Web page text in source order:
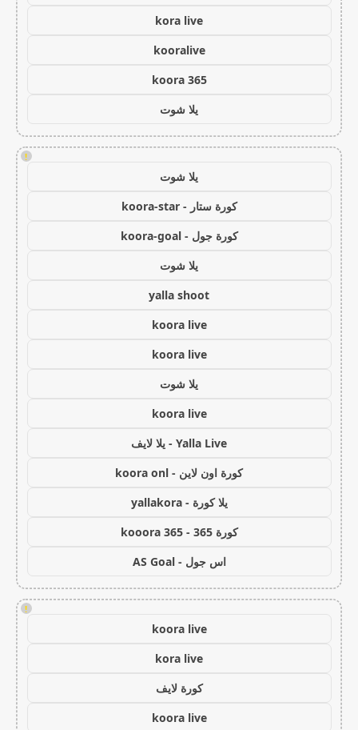
kora live
kooralive
koora 365
يلا شوت
!
يلا شوت
كورة ستار - koora-star
كورة جول - koora-goal
يلا شوت
yalla shoot
koora live
koora live
يلا شوت
koora live
Yalla Live - يلا لايف
كورة اون لاين - koora onl
يلا كورة - yallakora
كورة 365 - kooora 365
اس جول - AS Goal
!
koora live
kora live
كورة لايف
koora live